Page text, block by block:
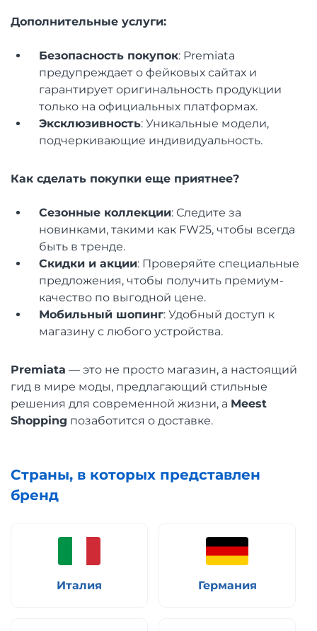
Дополнительные услуги:
Безопасность покупок: Premiata
предупреждает о фейковых сайтах и
гарантирует оригинальность продукции
только на официальных платформах.
Эксклюзивность: Уникальные модели,
подчеркивающие индивидуальность.
Как сделать покупки еще приятнее?
Сезонные коллекции: Следите за
новинками, такими как FW25, чтобы всегда
быть в тренде.
Скидки и акции: Проверяйте специальные
предложения, чтобы получить премиум-
качество по выгодной цене.
Мобильный шопинг: Удобный доступ к
магазину с любого устройства.
Premiata — это не просто магазин, а настоящий
гид в мире моды, предлагающий стильные
решения для современной жизни, а Meest
Shopping позаботится о доставке.
Страны, в которых представлен
бренд
Италия Германия